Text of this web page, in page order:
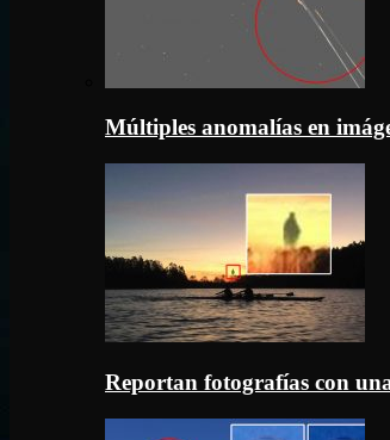
Múltiples anomalías en
Reportan fotografías con